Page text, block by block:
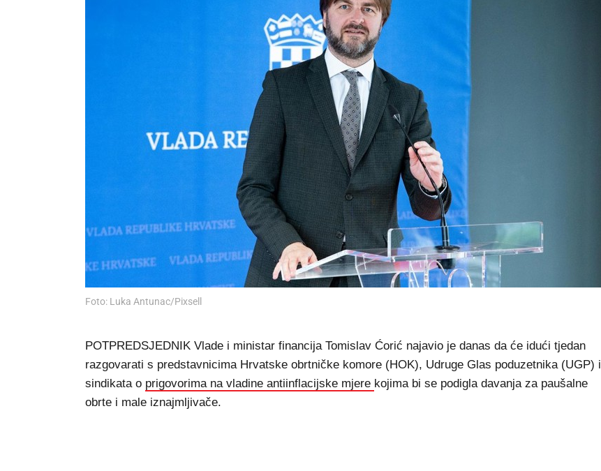
Foto: Luka Antunac/Pixsell
POTPREDSJEDNIK Vlade i ministar financija Tomislav Ćorić najavio je danas da će idući tjedan
razgovarati s predstavnicima Hrvatske obrtničke komore (HOK), Udruge Glas poduzetnika (UGP) i
sindikata o prigovorima na vladine antiinflacijske mjere kojima bi se podigla davanja za paušalne
obrte i male iznajmljivače.